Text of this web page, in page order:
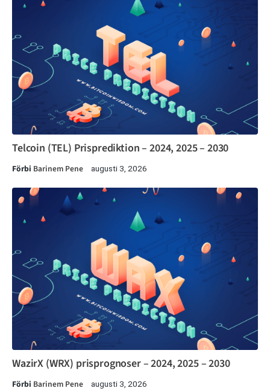
Telcoin (TEL) Prisprediktion – 2024, 2025 – 2030
Förbi Barinem Pene augusti 3, 2026
WazirX (WRX) prisprognoser – 2024, 2025 – 2030
Förbi Barinem Pene augusti 3, 2026